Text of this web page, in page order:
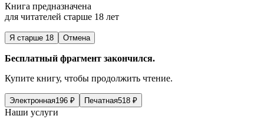
Книга предназначена
для читателей старше 18 лет
Я старше 18 Отмена
Бесплатный фрагмент закончился.
Купите книгу, чтобы продолжить чтение.
Электронная196 ₽ Печатная518 ₽
Наши услуги